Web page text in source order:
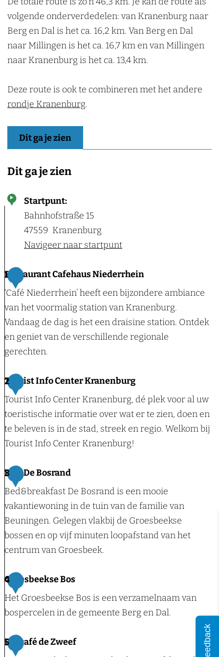
n
d
e
r
h
i
e
b
u
g
volgende onderverdedelen: van Kranenburg naar
Berg en Dal is het ca. 16,2 km. Van Berg en Dal
naar Millingen is het ca. 16,7 km en van Millingen
naar Kranenburg is het ca. 13,4 km.
Deze route is ook te combineren met het andere
rondje Kranenburg.
Dit ga je zien
Dit ga je zien
Startpunt:
Bahnhofstraße 15
47559 Kranenburg
Navigeer naar startpunt
1
Restaurant Cafehaus Niederrhein
‘Café Niederrhein’ heeft een bijzondere ambiance
van het voormalig station van Kranenburg.
Vandaag de dag is het een draisine station. Ontdek
en geniet van de verschillende regionale
gerechten.
R
e
s
t
a
r
n
t
C
a
f
h
a
u
N
2
Tourist Info Center Kranenburg
Tourist Info Center Kranenburg, dé plek voor al uw
toeristische informatie over wat er te zien, doen en
te beleven is in de stad, streek en regio. Welkom bij
Tourist Info Center Kranenburg!
T
o
u
r
i
s
I
n
f
o
e
3
B&B De Bosrand
Bed&breakfast De Bosrand is een mooie
vakantiewoning in de tuin van de familie van
Beuningen. Gelegen vlakbij de Groesbeekse
bossen en op vijf minuten loopafstand van het
centrum van Groesbeek.
B
&
B
e
B
4
Groesbeekse Bos
Het Groesbeekse Bos is een verzamelnaam van
bospercelen in de gemeente Berg en Dal.
G
5
Boscafé de Zweef
Feedback